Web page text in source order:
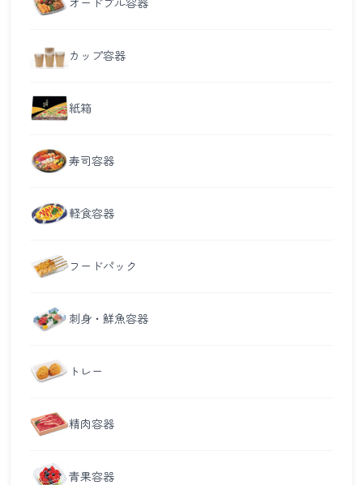
カップ容器
紙箱
寿司容器
軽食容器
フードパック
刺身・鮮魚容器
トレー
精肉容器
青果容器